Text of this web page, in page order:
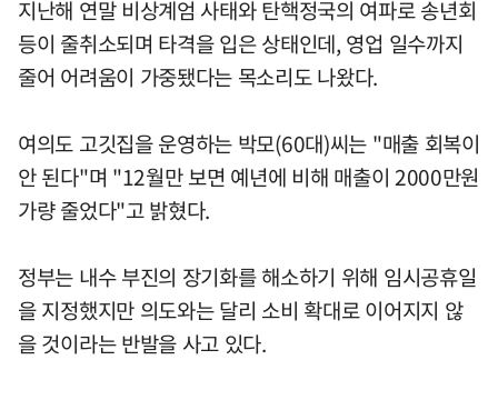
지난해 연말 비상계엄 사태와 탄핵정국의 여파로 송년회
등이 줄취소되며 타격을 입은 상태인데, 영업 일수까지
줄어 어려움이 가중됐다는 목소리도 나왔다.
여의도 고깃집을 운영하는 박모(60대)씨는 "매출 회복이
안 된다"며 "12월만 보면 예년에 비해 매출이 2000만원
가량 줄었다"고 밝혔다.
정부는 내수 부진의 장기화를 해소하기 위해 임시공휴일
을 지정했지만 의도와는 달리 소비 확대로 이어지지 않
을 것이라는 반발을 사고 있다.